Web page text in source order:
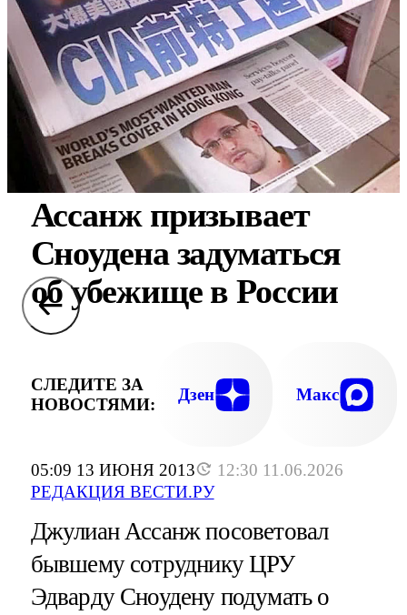
05:09 13 ИЮНЯ 2013
12:30 11.06.2026
РЕДАКЦИЯ ВЕСТИ.РУ
Ассанж призывает
Сноудена задуматься
об убежище в России
СЛЕДИТЕ ЗА
НОВОСТЯМИ:
Дзен Макс
Джулиан Ассанж посоветовал
бывшему сотруднику ЦРУ
Эдварду Сноудену подумать о